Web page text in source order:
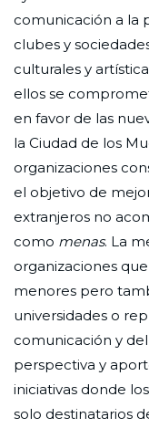
comunicación a la
clubes y
culturales y
ellos se
en favor de las
la Ciudad de los
organizaciones
el objetivo de
extranjeros no
como menas. La
organizaciones
menores pero
universidades o
comunicación y
perspectiva y
iniciativas donde
solo destinatarios